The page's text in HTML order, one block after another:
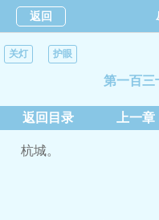
返回
关灯 护眼
第一百三
返回目录 上一章
杭城。